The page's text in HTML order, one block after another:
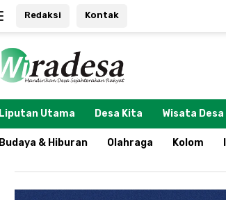
Redaksi Kontak
Liputan Utama Desa Kita Wisata Desa
Budaya & Hiburan Olahraga Kolom